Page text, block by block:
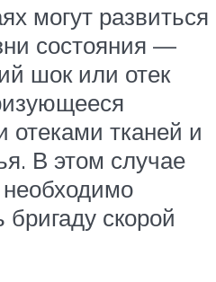
могут развиться
состояния —
шок или отек
тканей и
В этом случае
скорой